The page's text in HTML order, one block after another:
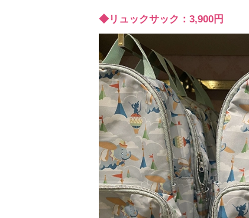
◆リュックサック：3,900円